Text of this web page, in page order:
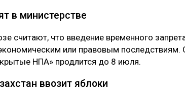
в министерстве
считают, что введение временного
или правовым последствиям.
НПА» продлится до 8 июля.
ввозит яблоки